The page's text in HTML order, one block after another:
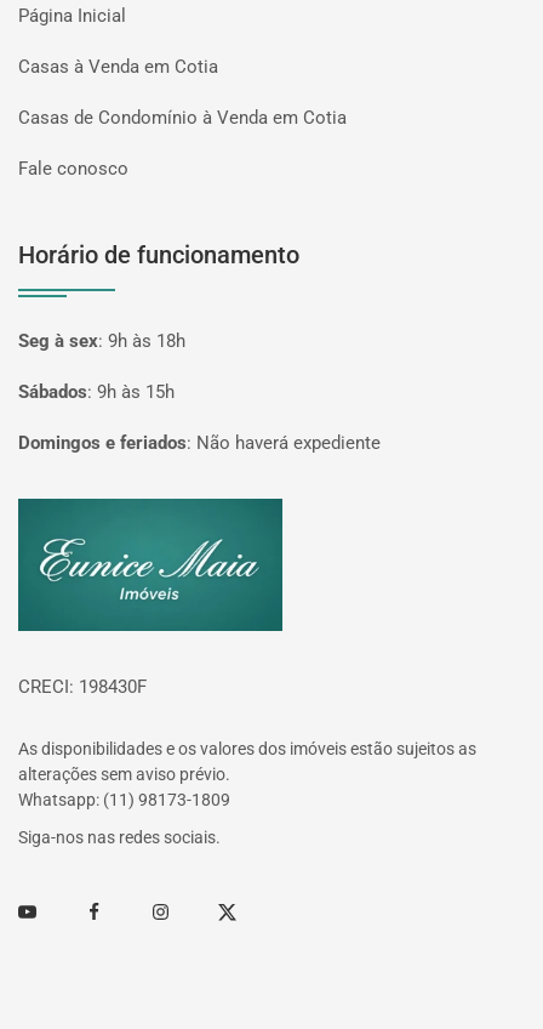
Página Inicial
Casas à Venda em Cotia
Casas de Condomínio à Venda em Cotia
Fale conosco
Horário de funcionamento
Seg à sex: 9h às 18h
Sábados: 9h às 15h
Domingos e feriados: Não haverá expediente
CRECI: 198430F
As disponibilidades e os valores dos imóveis estão sujeitos as
alterações sem aviso prévio.
Whatsapp: (11) 98173-1809
Siga-nos nas redes sociais.
Youtube FacebookInstagramTwitter